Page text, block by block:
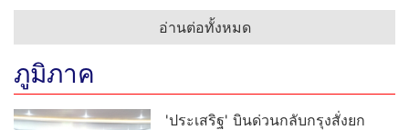
อ่านต่อทั้งหมด
ภูมิภาค
'ประเสริฐ' บินด่วนกลับกรุงสั่งยก